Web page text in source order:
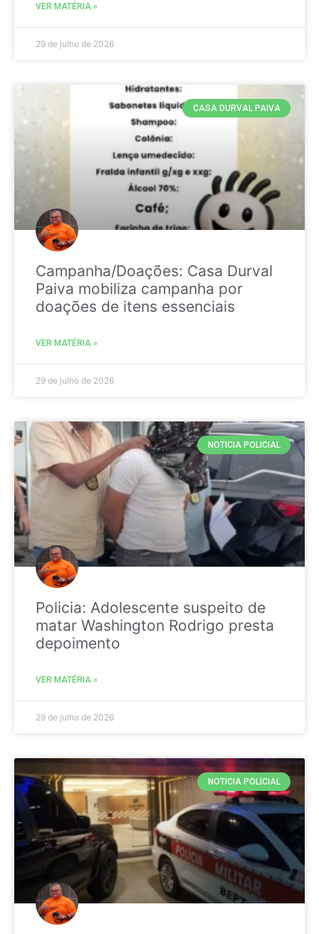
VER MATÉRIA »
29 de julho de 2026
CASA DURVAL PAIVA
Campanha/Doações: Casa Durval
Paiva mobiliza campanha por
doações de itens essenciais
VER MATÉRIA »
29 de julho de 2026
NOTICIA POLICIAL
Policia: Adolescente suspeito de
matar Washington Rodrigo presta
depoimento
VER MATÉRIA »
29 de julho de 2026
NOTICIA POLICIAL